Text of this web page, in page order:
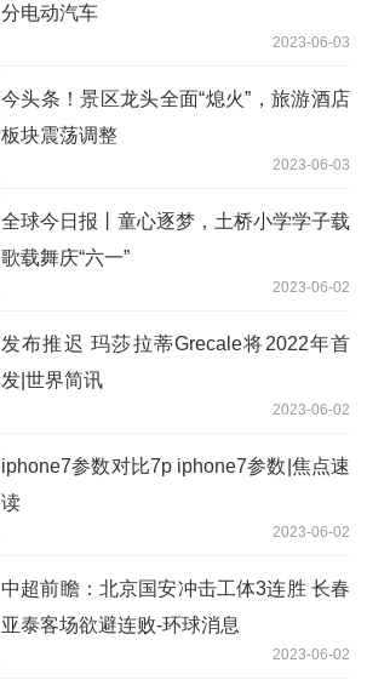
分电动汽车
2023-06-03
今头条！景区龙头全面“熄火”，旅游酒店
板块震荡调整
2023-06-03
全球今日报丨童心逐梦，土桥小学学子载
歌载舞庆“六一”
2023-06-02
发布推迟 玛莎拉蒂Grecale将2022年首
发|世界简讯
2023-06-02
iphone7参数对比7p iphone7参数|焦点速
读
2023-06-02
中超前瞻：北京国安冲击工体3连胜 长春
亚泰客场欲避连败-环球消息
2023-06-02